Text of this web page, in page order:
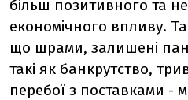
більш позитивного та
економічного впливу.
що шрами, залишені
такі як банкрутство,
перебої з поставками -